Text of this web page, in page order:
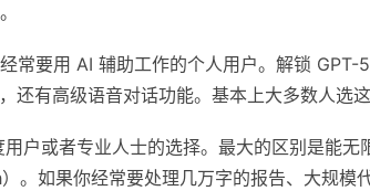
要用 AI 辅助工作的个人用户。解锁 GPT-
还有高级语音对话功能。基本上大多数人选这
户或者专业人士的选择。最大的区别是能无
。如果你经常要处理几万字的报告、大规模